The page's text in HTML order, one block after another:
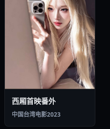
西厢首映番外
中国台湾电影2023